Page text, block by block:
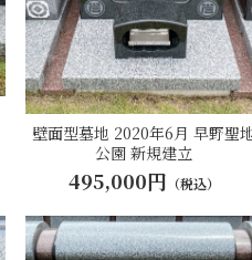
壁面型墓地 2020年6月 早野聖
公園 新規建立
495,000円 （税込）